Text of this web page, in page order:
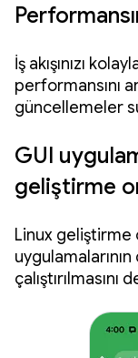
İş akışınızı
performansını
güncellemeler
GUI
geliştirme
Linux geliştirme